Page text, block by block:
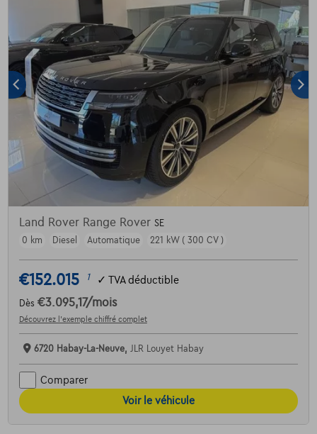
Land Rover Range Rover SE
0 km
Diesel Automatique 221 kW ( 300 CV )
€152.015 1 ✓ TVA déductible
Dès €3.095,17/mois
Découvrez l’exemple chiffré complet
6720 Habay-La-Neuve, JLR Louyet Habay
Comparer
Voir le véhicule